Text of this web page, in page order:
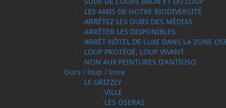
LES AMIS DE NOTRE BIODIVERSITÉ
ARRÊTEZ LES OURS DES MÉDIAS
ARRÊTER LES DISPONIBLES
ARRÊT HÔTEL DE LUXE DANS LA ZONE
LOUP PROTÉGÉ, LOUP VIVANT
NON AUX PEINTURES D'ANTIOSO
Ours / loup / lince
LE GRIZZLY
VILLE
LES OSERAS